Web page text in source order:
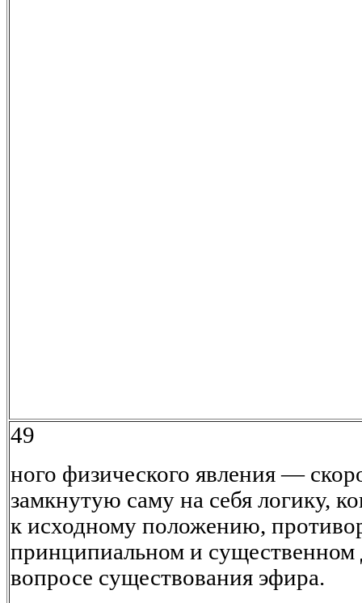
49
ного физического явления —
замкнутую саму на себя логику,
к исходному положению,
принципиальном и
вопросе существования эфира.